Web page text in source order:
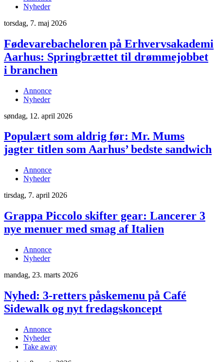
Nyheder
torsdag, 7. maj 2026
Fødevarebacheloren på Erhvervsakademi
Aarhus: Springbrættet til drømmejobbet
i branchen
Annonce
Nyheder
søndag, 12. april 2026
Populært som aldrig før: Mr. Mums
jagter titlen som Aarhus’ bedste sandwich
Annonce
Nyheder
tirsdag, 7. april 2026
Grappa Piccolo skifter gear: Lancerer 3
nye menuer med smag af Italien
Annonce
Nyheder
mandag, 23. marts 2026
Nyhed: 3-retters påskemenu på Café
Sidewalk og nyt fredagskoncept
Annonce
Nyheder
Take away